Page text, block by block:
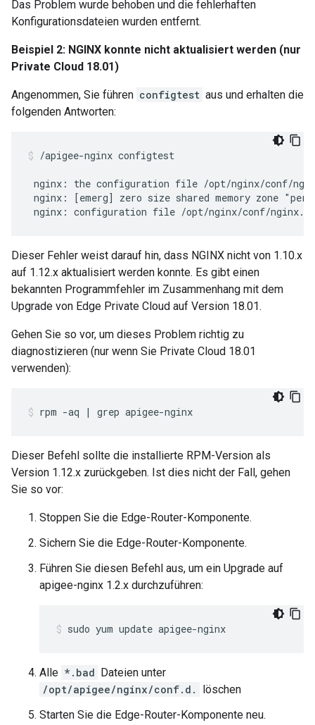
Das Problem wurde behoben und die fehlerhaften
Konfigurationsdateien wurden entfernt.
Beispiel 2: NGINX konnte nicht aktualisiert werden (nur
Private Cloud 18.01)
Angenommen, Sie führen configtest aus und erhalten die
folgenden Antworten:
/apigee-nginx configtest
nginx: the configuration file /opt/nginx/conf/
nginx: [emerg] zero size shared memory zone
Dieser Fehler weist darauf hin, dass NGINX nicht von 1.10.x
auf 1.12.x aktualisiert werden konnte. Es gibt einen
bekannten Programmfehler im Zusammenhang mit dem
Upgrade von Edge Private Cloud auf Version 18.01.
Gehen Sie so vor, um dieses Problem richtig zu
diagnostizieren (nur wenn Sie Private Cloud 18.01
verwenden):
Dieser Befehl sollte die installierte RPM-Version als
Version 1.12.x zurückgeben. Ist dies nicht der Fall, gehen
Sie so vor:
Stoppen Sie die Edge-Router-Komponente.
Sichern Sie die Edge-Router-Komponente.
Führen Sie diesen Befehl aus, um ein Upgrade auf
apigee-nginx 1.2.x durchzuführen:
sudo yum update apigee-nginx
Alle *.bad Dateien unter
/opt/apigee/nginx/conf.d.
löschen
Starten Sie die Edge-Router-Komponente neu.